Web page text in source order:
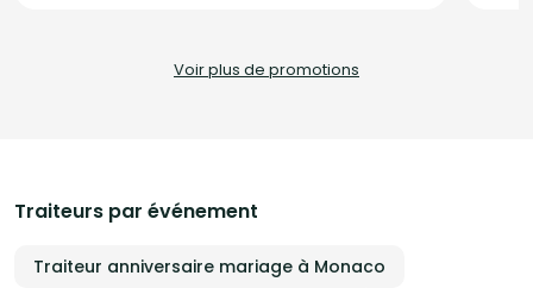
Voir plus de promotions
Traiteurs par événement
Traiteur anniversaire mariage à Monaco